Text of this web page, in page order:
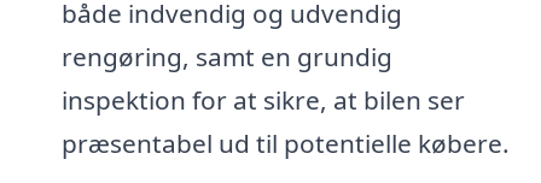
både indvendig og udvendig
rengøring, samt en grundig
inspektion for at sikre, at bilen ser
præsentabel ud til potentielle købere.